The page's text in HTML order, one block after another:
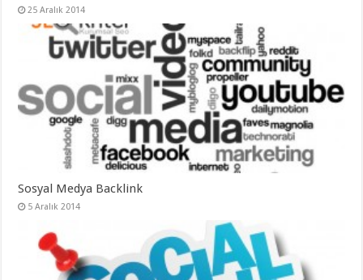
25 Aralık 2014
Sosyal Medya Backlink
5 Aralık 2014